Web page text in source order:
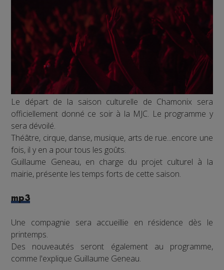
Le départ de la saison culturelle de Chamonix sera
officiellement donné ce soir à la MJC. Le programme y
sera dévoilé.
Théâtre, cirque, danse, musique, arts de rue...encore une
fois, il y en a pour tous les goûts.
Guillaume Geneau, en charge du projet culturel à la
mairie, présente les temps forts de cette saison.
mp3
Une compagnie sera accueillie en résidence dès le
printemps.
Des nouveautés seront également au programme,
comme l'explique Guillaume Geneau.